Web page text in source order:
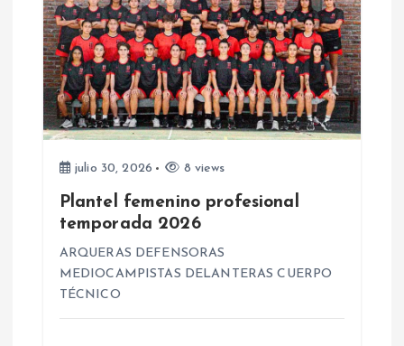
s
julio 30, 2026 8 views
Plantel femenino profesional
temporada 2026
ARQUERAS DEFENSORAS
MEDIOCAMPISTAS DELANTERAS CUERPO
TÉCNICO